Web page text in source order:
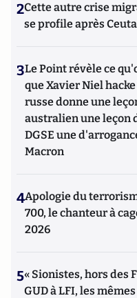
2Cette autre crise
se profile après Ceuta
3Le Point révèle ce
que Xavier Niel
russe donne une
australien une leçon
DGSE une
Macron
4Apologie du
700, le chanteur à
2026
5« Sionistes, hors des
GUD à LFI, les